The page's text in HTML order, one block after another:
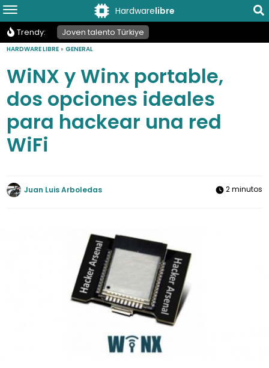
Hardwarelibre
Trendy: Joven talento Türkiye
HARDWARE LIBRE »GENERAL
WiNX y Winx portable,
dos opciones ideales
para hackear una red
WiFi
Juan Luis Arboledas 2 minutos